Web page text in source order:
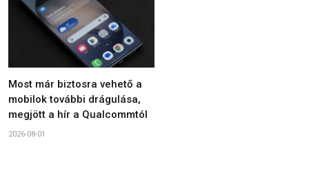
Most már biztosra vehető a
mobilok további drágulása,
megjött a hír a Qualcommtól
2026-08-01